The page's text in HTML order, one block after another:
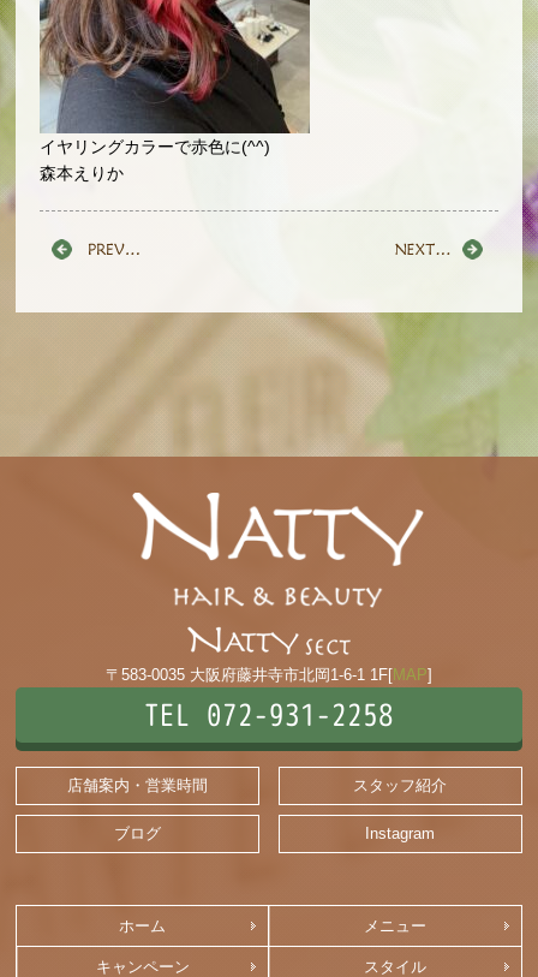
イヤリングカラーで赤色に(^^)
森本えりか
〒583-0035 大阪府藤井寺市北岡1-6-1 1F[MAP]
TEL 072-931-2258
店舗案内・営業時間 スタッフ紹介
ブログ Instagram
ホーム メニュー
キャンペーン スタイル